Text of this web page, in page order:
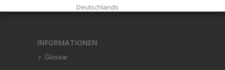
Deutschlands
INFORMATIONEN
Glossar